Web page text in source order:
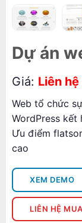
Dự án
Giá: Liên
Web tổ chức
WordPress kết
Ưu điểm
cao
XEM DEMO
LIÊN HỆ